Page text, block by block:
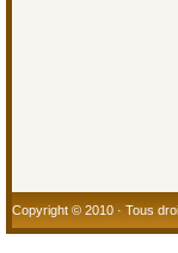
Copyright © 2010 · Tous